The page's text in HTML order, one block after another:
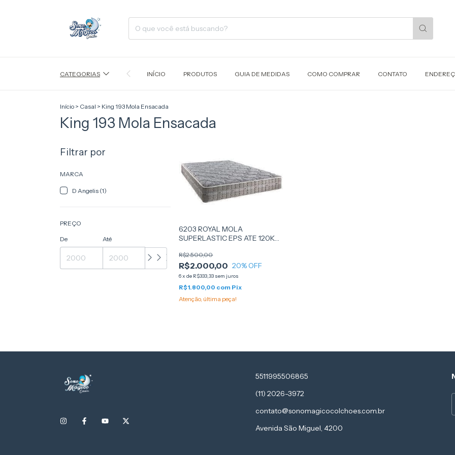
CATEGORIAS INÍCIO PRODUTOS GUIA DE MEDIDAS COMO COMPRAR CONTATO
Início > Casal > King 193 Mola Ensacada
King 193 Mola Ensacada
Filtrar por
MARCA
D Angelis (1)
PREÇO
De Até
6203 ROYAL MOLA
SUPERLASTIC EPS ATE 120KG
R$2.000,00
R$2.500,00
20% OFF
6xde R$333,33 sem juros
R$1.800,00 com Pix
Atenção, última peça!
5511995506865
(11) 2026-3972
contato@sonomagicocolchoes.com.br
Avenida São Miguel, 4200